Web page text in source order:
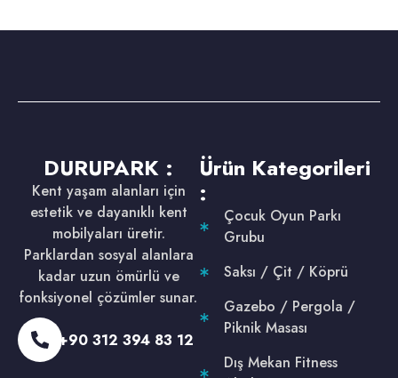
DURUPARK :
Kent yaşam alanları için
estetik ve dayanıklı kent
mobilyaları üretir.
Parklardan sosyal alanlara
kadar uzun ömürlü ve
fonksiyonel çözümler sunar.
+90 312 394 83 12
Ürün Kategorileri
:
Çocuk Oyun Parkı
Grubu
Saksı / Çit / Köprü
Gazebo / Pergola /
Piknik Masası
Dış Mekan Fitness